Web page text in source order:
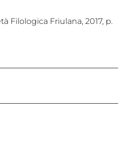
Filologica Friulana, 2017, p.